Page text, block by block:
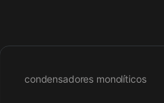
condensadores monolíticos